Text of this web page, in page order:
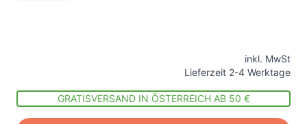
inkl. MwSt
Lieferzeit 2-4 Werktage
GRATISVERSAND IN ÖSTERREICH AB 50 €